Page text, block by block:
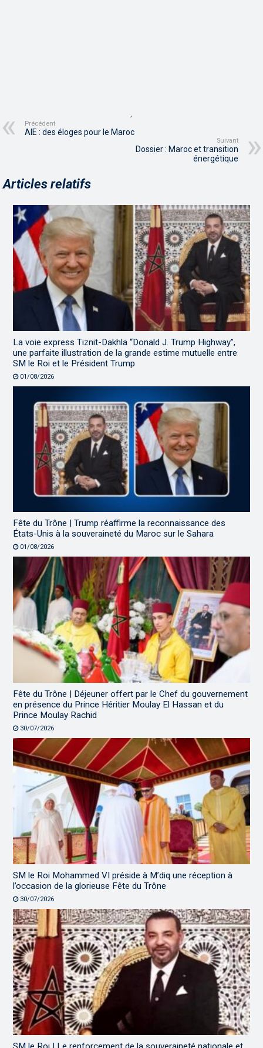
Précédent
AIE : des éloges pour le Maroc
Suivant
Dossier : Maroc et transition
énergétique
Articles relatifs
La voie express Tiznit-Dakhla “Donald J. Trump Highway”,
une parfaite illustration de la grande estime mutuelle entre
SM le Roi et le Président Trump
01/08/2026
Fête du Trône | Trump réaffirme la reconnaissance des
États-Unis à la souveraineté du Maroc sur le Sahara
01/08/2026
Fête du Trône | Déjeuner offert par le Chef du gouvernement
en présence du Prince Héritier Moulay El Hassan et du
Prince Moulay Rachid
30/07/2026
SM le Roi Mohammed VI préside à M’diq une réception à
l’occasion de la glorieuse Fête du Trône
30/07/2026